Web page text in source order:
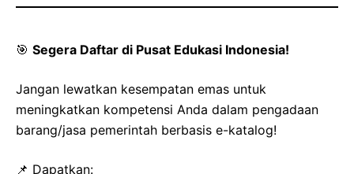
🎯 Segera Daftar di Pusat Edukasi Indonesia!
Jangan lewatkan kesempatan emas untuk
meningkatkan kompetensi Anda dalam pengadaan
barang/jasa pemerintah berbasis e-katalog!
📌 Dapatkan: